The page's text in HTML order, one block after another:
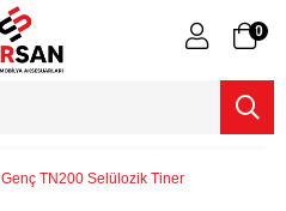
0
Genç TN200 Selülozik Tiner